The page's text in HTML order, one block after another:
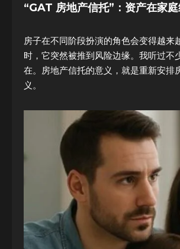
“GAT 房地产信托”：资产在家
房子在不同阶段扮演的角色会变得越
时，它突然被推到风险边缘。我听过不
在。房地产信托的意义，就是重新安排
义。